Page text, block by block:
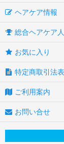
ヘアケア情報
総合ヘアケア
お気に入り
特定商取引法
ご利用案内
お問い合せ